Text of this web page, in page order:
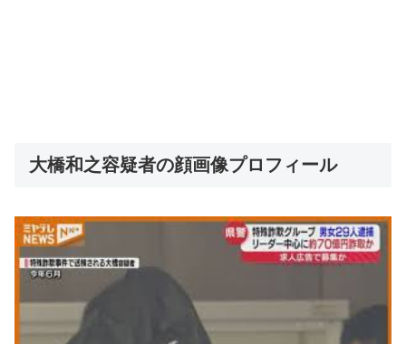
大橋和之容疑者の顔画像プロフィール